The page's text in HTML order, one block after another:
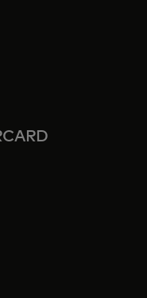
geöffnet
Registerkarte geöffnet
neuen Registerkarte
einer neuen
in einer neuen